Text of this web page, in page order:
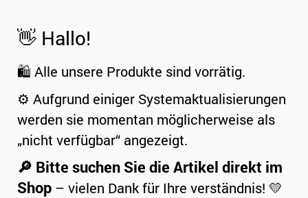
👋 Hallo!
🛍️ Alle unsere Produkte sind vorrätig.
⚙️ Aufgrund einiger Systemaktualisierungen
werden sie momentan möglicherweise als
„nicht verfügbar“ angezeigt.
🔎 Bitte suchen Sie die Artikel direkt im
Shop – vielen Dank für Ihre verständnis! 💛